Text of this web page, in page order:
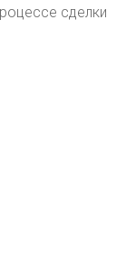
сделки